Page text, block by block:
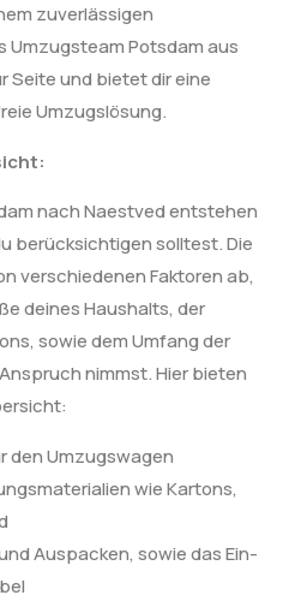
zuverlässigen
Umzugsteam Potsdam aus
Seite und bietet dir eine
Umzugslösung.
nach Naestved entstehen
berücksichtigen solltest. Die
verschiedenen Faktoren ab,
deines Haushalts, der
sowie dem Umfang der
nimmst. Hier bieten
den Umzugswagen
wie Kartons,
Auspacken, sowie das Ein-